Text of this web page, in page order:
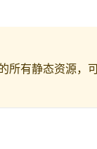
所有静态资源，